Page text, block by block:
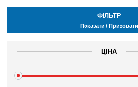
ФІЛЬТР
Показати / Приховати
ЦІНА